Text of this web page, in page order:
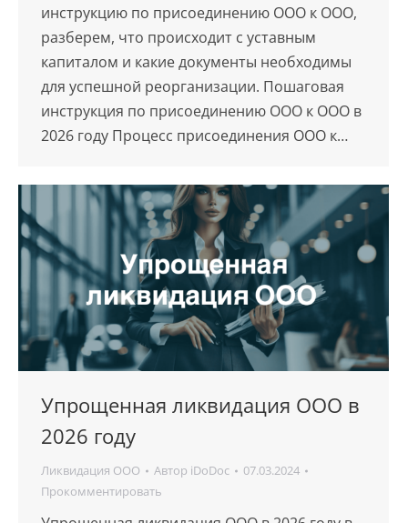
инструкцию по присоединению ООО к ООО,
разберем, что происходит с уставным
капиталом и какие документы необходимы
для успешной реорганизации. Пошаговая
инструкция по присоединению ООО к ООО в
2026 году Процесс присоединения ООО к…
Упрощенная ликвидация ООО в
2026 году
Ликвидация ООО Автор iDoDoc
07.03.2024
Прокомментировать